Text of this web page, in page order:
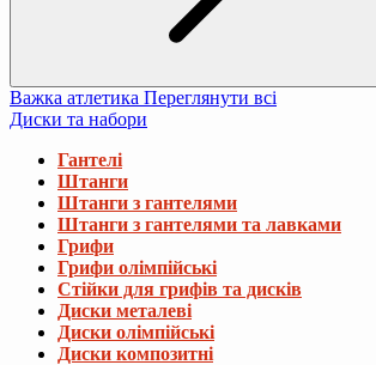
Важка атлетика Переглянути всі
Диски та набори
Гантелі
Штанги
Штанги з гантелями
Штанги з гантелями та лавками
Грифи
Грифи олімпійські
Стійки для грифів та дисків
Диски металеві
Диски олімпійські
Диски композитні